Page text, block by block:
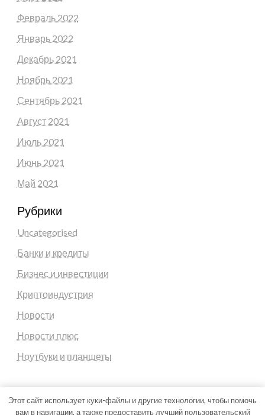
Февраль 2022
Январь 2022
Декабрь 2021
Ноябрь 2021
Сентябрь 2021
Август 2021
Июль 2021
Июнь 2021
Май 2021
Рубрики
Uncategorised
Банки и кредиты
Бизнес и инвестиции
Криптоиндустрия
Новости
Новости плюс
Ноутбуки и планшеты
Этот сайт использует куки-файлы и другие технологии, чтобы помочь
вам в навигации, а также предоставить лучший пользовательский